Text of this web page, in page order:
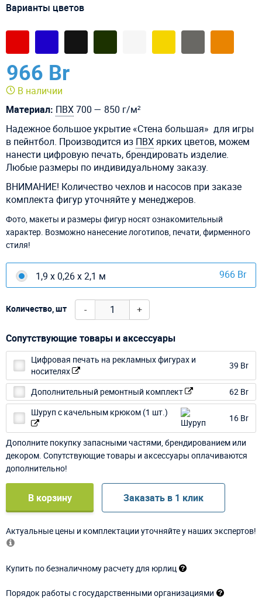
Варианты цветов
966 Br
В наличии
Материал: ПВХ700 — 850 г/м²
Надежное большое укрытие «Стена большая» для игры
в пейнтбол. Производится из ПВХярких цветов, можем
нанести цифровую печать, брендировать изделие.
Любые размеры по индивидуальному заказу.
ВНИМАНИЕ! Количество чехлов и насосов при заказе
комплекта фигур уточняйте у менеджеров.
Фото, макеты и размеры фигур носят ознакомительный
характер. Возможно нанесение логотипов, печати, фирменного
стиля!
1,9 х 0,26 х 2,1 м 966 Br
Количество, шт - +
Сопутствующие товары и аксессуары
Цифровая печать на рекламных фигурах и
носителях
39 Br
Дополнительный ремонтный комплект
62 Br
Шуруп с качельным крюком (1 шт.)
16 Br
Дополните покупку запасными частями, брендированием или
декором. Сопутствующие товары и аксессуары оплачиваются
дополнительно!
В корзину Заказать в 1 клик
Актуальные цены и комплектации уточняйте у наших экспертов!
Купить по безналичному расчету для юрлиц
Порядок работы с государственными организациями